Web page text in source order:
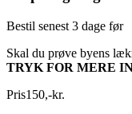
Bestil senest 3 dage før
Skal du prøve byens
TRYK FOR MERE
Pris150,-kr.